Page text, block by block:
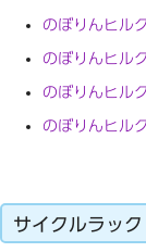
のぼりんヒル
のぼりんヒル
のぼりんヒル
のぼりんヒル
サイクルラック